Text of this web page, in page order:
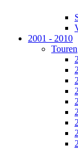
2001 - 2010
Touren